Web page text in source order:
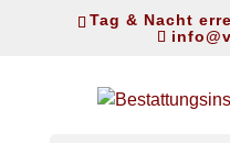
Tag & Nacht